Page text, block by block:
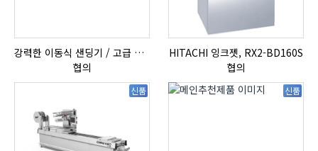
강력한 이동식 샌딩기 / 고급 이태리 IBIX샌드블라스터
협의
HITACHI 잉크젯, RX2-BD160S
협의
신품 신품